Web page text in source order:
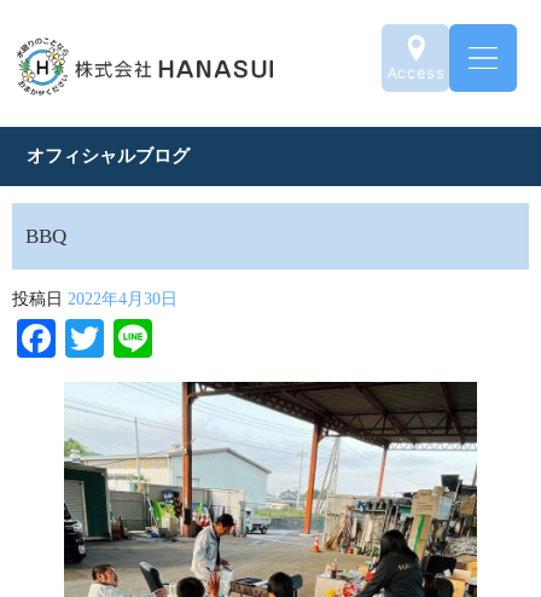
オフィシャルブログ
BBQ
投稿日 2022年4月30日
Facebook
Twitter